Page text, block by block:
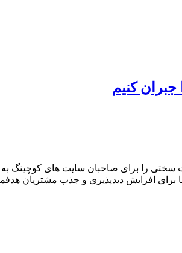
کنیم
را برای صاحبان سایت های کوچینگ
برای افزایش دیدپذیری و جذب مشتریان